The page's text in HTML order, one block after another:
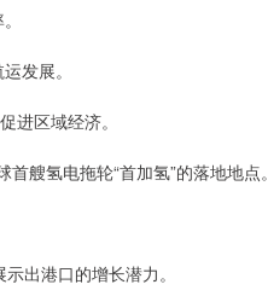
发展。
区域经济。
氢电拖轮“首加氢”的落地地点。
出港口的增长潜力。